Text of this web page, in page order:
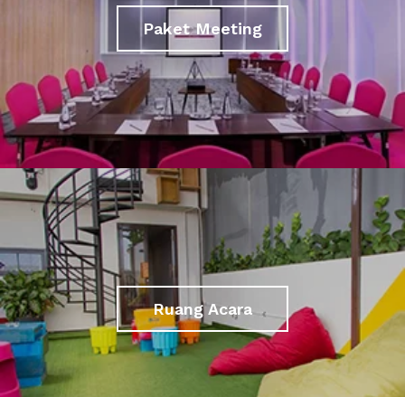
Paket Meeting
Ruang Acara